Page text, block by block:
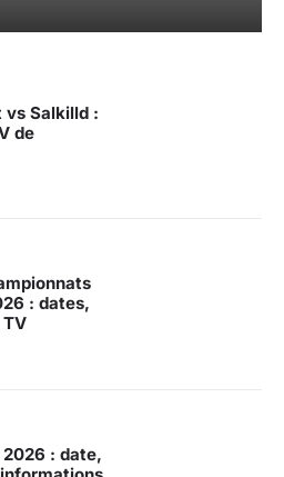
vs Salkilld :
de
: dates,
: date,